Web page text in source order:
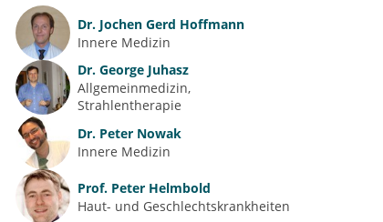
Dr. Jochen Gerd Hoffmann
Innere Medizin
Dr. George Juhasz
Allgemeinmedizin
Strahlentherapie
Dr. Peter Nowak
Innere Medizin
Prof. Peter Helmbold
Haut- und Geschlechtskrankheiten